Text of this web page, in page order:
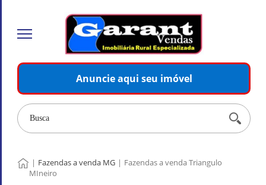
Anuncie aqui seu imóvel
| Fazendas a venda MG | Fazendas a venda Triangulo
MIneiro